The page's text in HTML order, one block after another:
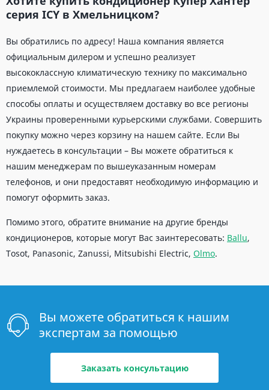
серия ICY в Хмельницком?
Вы обратились по адресу! Наша компания является
официальным дилером и успешно реализует
высококлассную климатическую технику по максимально
приемлемой стоимости. Мы предлагаем наиболее удобные
способы оплаты и осуществляем доставку во все регионы
Украины проверенными курьерскими службами. Совершить
покупку можно через корзину на нашем сайте. Если Вы
нуждаетесь в консультации – Вы можете обратиться к
нашим менеджерам по вышеуказанным номерам
телефонов, и они предоставят необходимую информацию и
помогут оформить заказ.
Помимо этого, обратите внимание на другие бренды
кондиционеров, которые могут Вас заинтересовать: Ballu,
Tosot, Panasonic, Zanussi, Mitsubishi Electric, Olmo.
Вы можете обратиться к нашим
экспертам за помощью
Заказать консультацию